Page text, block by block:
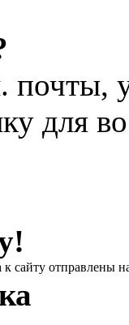
почты,
для
сайту отправлены